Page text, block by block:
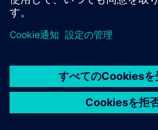
© Siemens2026
タル・ミレニアム著作権法 (DMCA)